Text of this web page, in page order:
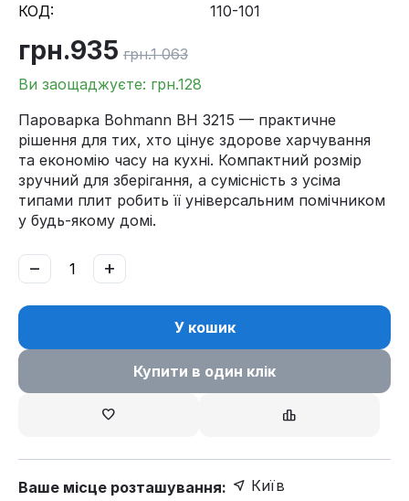
КОД:
110-101
грн.935 грн.1 063
Ви заощаджуєте: грн.128
Пароварка Bohmann BH 3215 — практичне
рішення для тих, хто цінує здорове харчування
та економію часу на кухні. Компактний розмір
зручний для зберігання, а сумісність з усіма
типами плит робить її універсальним помічником
у будь-якому домі.
+
−
У кошик
Купити в один клік
Ваше місце розташування: Київ